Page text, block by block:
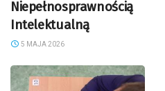
Niepełnosprawnością
Intelektualną
5 MAJA 2026